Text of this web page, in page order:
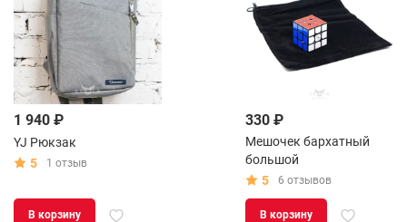
1 940 ₽
YJ Рюкзак
5
1 отзыв
В корзину
330 ₽
Мешочек бархатный
большой
5
6 отзывов
В корзину